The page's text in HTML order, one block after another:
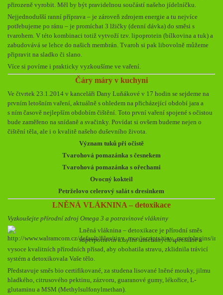
přirozeně vyrobit. Měl by být pravidelnou součástí našeho jídelníčku.
Nejjednodušší ranní příprava – je zároveň zdrojem energie a tu nejvíce
potřebujeme po ránu – je promíchat 3 lžičky (denní dávka) do směsi s
tvarohem. V této kombinaci totiž vytvoží tzv. lipoprotein (bílkovina a tuk) a
zabudovává se lehce do našich membrán. Tvaroh si pak libovolně můžeme
připravit na sladko či slano.
Více si povíme i prakticky vyzkoušíme ve vaření.
Čáry máry v kuchyni
Ve čtvrtek 23.1.2014 v kanceláři Dany Luňákové v 17 hodin se sejdeme na
prvním letošním vaření, aktuálně s ohledem na přicházející období jara a
s ním časově nejlepším obdobím čištění. Toto první vaření spojené s očistou
bude zaměřeno na snídaně a svačinky. Povídat si ovšem budeme nejen o
čištění těla, ale i o kvalitě našeho duševního života.
Význam tuků při očistě
Tvarohová pomazánka s česnekem
Tvarohová pomazánka s ořechami
Ovocný kokteil
Petrželovo celerový salát s dresinkem
LNĚNÁ VLÁKNINA – detoxikace
Vyzkoušejte přírodní zdroj Omega 3 a potravinové vlákniny
Lněná vláknina – detoxikace je přírodní směs
superpotravin a bylin smíchaných speciálně z
vysoce kvalitních přírodních přísad, aby obohatila stravu, zklidnila trávicí
systém a detoxikovala Vaše tělo.
Představuje směs bio certifikované, za studena lisované lněné mouky, jilmu
hladkého, citrusového pektinu, zázvoru, guaranové gumy, lékořice, L-
glutaminu a MSM (Methylsulfonylmethan).